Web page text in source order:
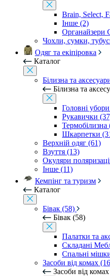
Brain, Select,
Інше (2)
Органайзери
Чохли, сумки,
Одяг та екіпіровка
Каталог
Білизна та
Білизна та
Головні
Рукавички
Термобілизна
Шкарпетки
Верхній одяг (61)
Взуття (13)
Окуляри
Інше (11)
Кемпінг та туризм
Каталог
Бівак (58)
Бівак (58)
Палатки та
Складані
Спальні
Засоби від комах
Засоби від